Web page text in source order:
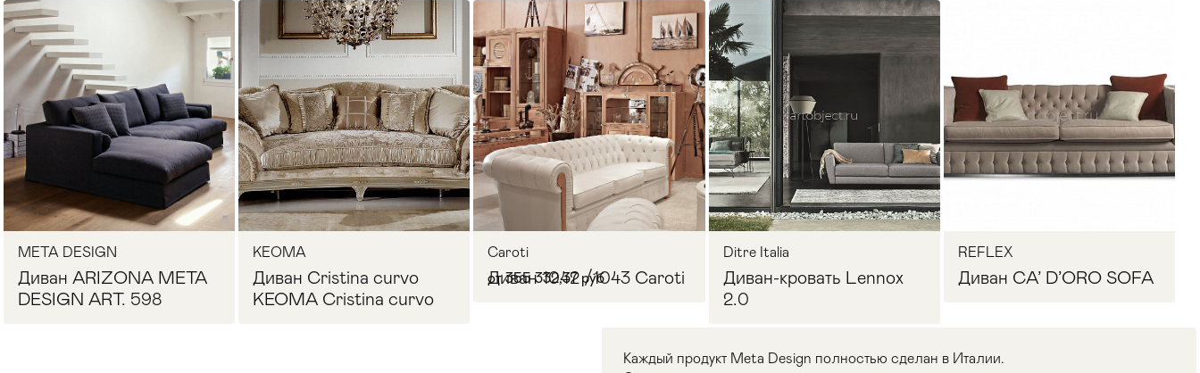
Стулья
META DESIGN
Диван ARIZONA META
DESIGN ART. 598
KEOMA
Диван Cristina curvo
KEOMA Cristina curvo
Caroti
Диван 1042 /1043 Caroti
от 355 332,37 руб
Ditre Italia
Диван-кровать Lennox
2.0
REFLEX
Диван CA’ D’ORO SOFA
Каждый продукт Meta Design полностью сделан в Италии.